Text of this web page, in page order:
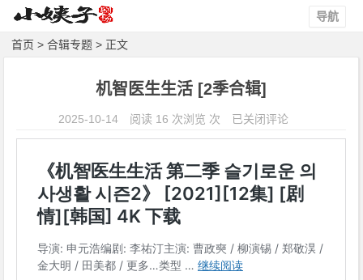
导航
首页 >合辑专题 > 正文
机智医生生活 [2季合辑]
2025-10-14 阅读 16 次浏览 次
机
智
生
生
季
已关闭评论